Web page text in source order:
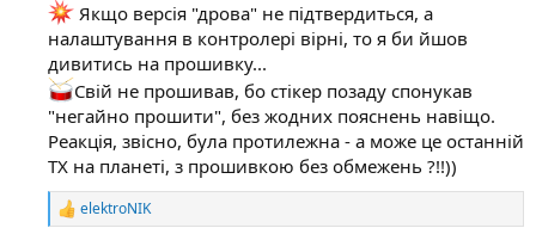
Якщо версія "дрова" не підтвердиться, а
налаштування в контролері вірні, то я би йшов
дивитись на прошивку...
Свій не прошивав, бо стікер позаду спонукав
"негайно прошити", без жодних пояснень навіщо.
Реакція, звісно, була протилежна - а може це останній
TX на планеті, з прошивкою без обмежень ?!!))
Р
elektroNIK